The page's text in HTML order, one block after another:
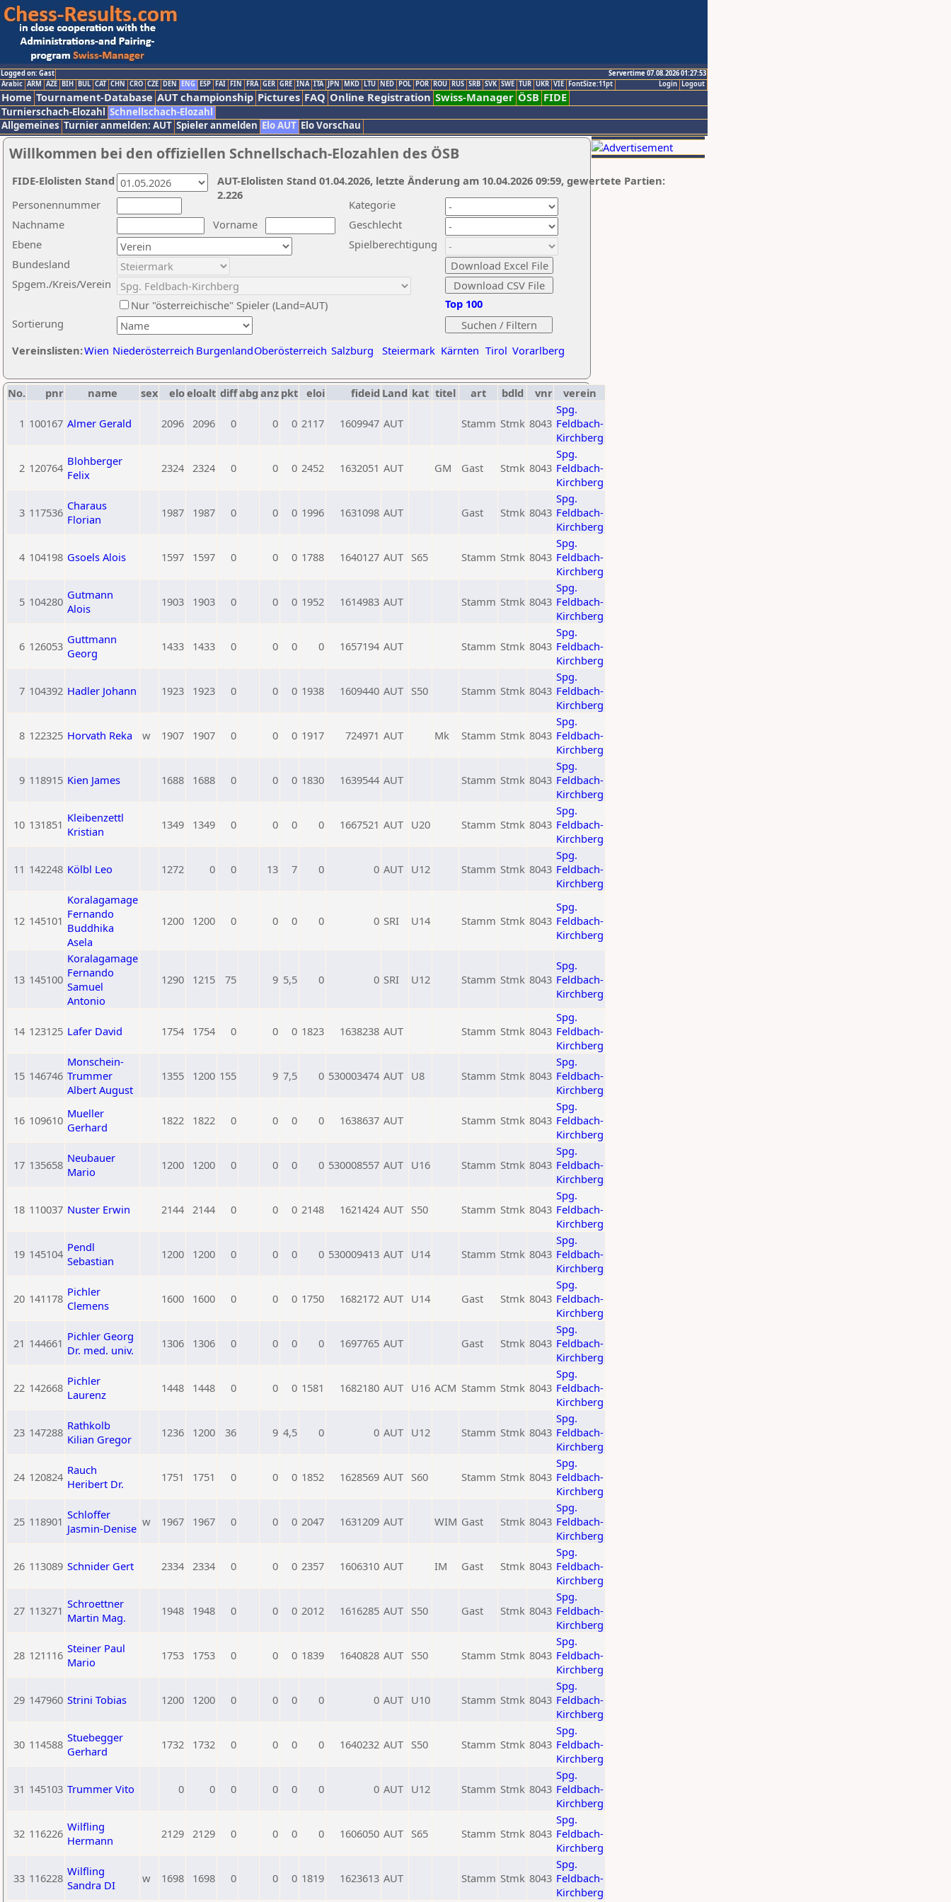
Logged on: Gast
Servertime 07.08.2026 01:27:53
Logout
Login
Arabic ARM AZE BIH BUL CAT CHN CRO CZE DEN ENG ESP FAI FIN FRA GER GRE INA ITA JPN MKD LTU NED POL POR ROU RUS SRB SVK SWE TUR UKR VIE FontSize:11pt
Home Tournament-Database AUT championship Pictures FAQ Online Registration Swiss-Manager ÖSB FIDE
Turnierschach-Elozahl Schnellschach-Elozahl
Allgemeines Turnier anmelden: AUT Spieler anmelden Elo AUT Elo Vorschau
Willkommen bei den offiziellen Schnellschach-Elozahlen des ÖSB
Nachname
Vorname
Ebene
Kategorie
Sortierung
Personennummer
Bundesland
Spgem./Kreis/Verein
Geschlecht
Nur "österreichische" Spieler (Land=AUT)
Spielberechtigung
Vereinslisten:Wien Niederösterreich BurgenlandOberösterreich Salzburg Steiermark Kärnten Tirol Vorarlberg
Top 100
AUT-Elolisten Stand 01.04.2026, letzte Änderung am 10.04.2026 09:59, gewertete Partien:
2.226
FIDE-Elolisten Stand
No. pnr name sex eloeloalt diffabg anz pkt eloi fideid Land kat titel art bdld vnr verein
1 100167 Almer Gerald 2096 2096 0 0 0 2117 1609947 AUT Stamm Stmk 8043
Spg.
Feldbach-
Kirchberg
2 120764 Blohberger
Felix
2324 2324 0 0 0 2452 1632051 AUT GM Gast Stmk 8043
Spg.
Feldbach-
Kirchberg
3 117536 Charaus
Florian
1987 1987 0 0 0 1996 1631098 AUT Gast Stmk 8043
Spg.
Feldbach-
Kirchberg
4 104198 Gsoels Alois 1597 1597 0 0 0 1788 1640127 AUT S65 Stamm Stmk 8043
Spg.
Feldbach-
Kirchberg
5 104280 Gutmann
Alois
1903 1903 0 0 0 1952 1614983 AUT Stamm Stmk 8043
Spg.
Feldbach-
Kirchberg
6 126053 Guttmann
Georg
1433 1433 0 0 0 0 1657194 AUT Stamm Stmk 8043
Spg.
Feldbach-
Kirchberg
7 104392 Hadler Johann 1923 1923 0 0 0 1938 1609440 AUT S50 Stamm Stmk 8043
Spg.
Feldbach-
Kirchberg
8 122325 Horvath Reka w 1907 1907 0 0 0 1917 724971 AUT Mk Stamm Stmk 8043
Spg.
Feldbach-
Kirchberg
9 118915 Kien James 1688 1688 0 0 0 1830 1639544 AUT Stamm Stmk 8043
Spg.
Feldbach-
Kirchberg
10 131851 Kleibenzettl
Kristian
1349 1349 0 0 0 0 1667521 AUT U20 Stamm Stmk 8043
Spg.
Feldbach-
Kirchberg
11 142248 Kölbl Leo 1272 0 0 13 7 0 0 AUT U12 Stamm Stmk 8043
Spg.
Feldbach-
Kirchberg
12 145101
Koralagamage
Fernando
Buddhika
Asela
1200 1200 0 0 0 0 0 SRI U14 Stamm Stmk 8043
Spg.
Feldbach-
Kirchberg
13 145100
Koralagamage
Fernando
Samuel
Antonio
1290 1215 75 9 5,5 0 0 SRI U12 Stamm Stmk 8043
Spg.
Feldbach-
Kirchberg
14 123125 Lafer David 1754 1754 0 0 0 1823 1638238 AUT Stamm Stmk 8043
Spg.
Feldbach-
Kirchberg
15 146746
Monschein-
Trummer
Albert August
1355 1200 155 9 7,5 0 530003474 AUT U8 Stamm Stmk 8043
Spg.
Feldbach-
Kirchberg
16 109610 Mueller
Gerhard
1822 1822 0 0 0 0 1638637 AUT Stamm Stmk 8043
Spg.
Feldbach-
Kirchberg
17 135658 Neubauer
Mario
1200 1200 0 0 0 0 530008557 AUT U16 Stamm Stmk 8043
Spg.
Feldbach-
Kirchberg
18 110037 Nuster Erwin 2144 2144 0 0 0 2148 1621424 AUT S50 Stamm Stmk 8043
Spg.
Feldbach-
Kirchberg
19 145104 Pendl
Sebastian
1200 1200 0 0 0 0 530009413 AUT U14 Stamm Stmk 8043
Spg.
Feldbach-
Kirchberg
20 141178 Pichler
Clemens
1600 1600 0 0 0 1750 1682172 AUT U14 Gast Stmk 8043
Spg.
Feldbach-
Kirchberg
21 144661 Pichler Georg
Dr. med. univ.
1306 1306 0 0 0 0 1697765 AUT Gast Stmk 8043
Spg.
Feldbach-
Kirchberg
22 142668 Pichler
Laurenz
1448 1448 0 0 0 1581 1682180 AUT U16 ACM Stamm Stmk 8043
Spg.
Feldbach-
Kirchberg
23 147288 Rathkolb
Kilian Gregor
1236 1200 36 9 4,5 0 0 AUT U12 Stamm Stmk 8043
Spg.
Feldbach-
Kirchberg
24 120824 Rauch
Heribert Dr.
1751 1751 0 0 0 1852 1628569 AUT S60 Stamm Stmk 8043
Spg.
Feldbach-
Kirchberg
25 118901 Schloffer
Jasmin-Denise w 1967 1967 0 0 0 2047 1631209 AUT WIM Gast Stmk 8043
Spg.
Feldbach-
Kirchberg
26 113089 Schnider Gert 2334 2334 0 0 0 2357 1606310 AUT IM Gast Stmk 8043
Spg.
Feldbach-
Kirchberg
27 113271 Schroettner
Martin Mag.
1948 1948 0 0 0 2012 1616285 AUT S50 Gast Stmk 8043
Spg.
Feldbach-
Kirchberg
28 121116 Steiner Paul
Mario
1753 1753 0 0 0 1839 1640828 AUT S50 Stamm Stmk 8043
Spg.
Feldbach-
Kirchberg
29 147960 Strini Tobias 1200 1200 0 0 0 0 0 AUT U10 Stamm Stmk 8043
Spg.
Feldbach-
Kirchberg
30 114588 Stuebegger
Gerhard
1732 1732 0 0 0 0 1640232 AUT S50 Stamm Stmk 8043
Spg.
Feldbach-
Kirchberg
31 145103 Trummer Vito 0 0 0 0 0 0 0 AUT U12 Stamm Stmk 8043
Spg.
Feldbach-
Kirchberg
32 116226 Wilfling
Hermann
2129 2129 0 0 0 0 1606050 AUT S65 Stamm Stmk 8043
Spg.
Feldbach-
Kirchberg
33 116228 Wilfling
Sandra DI
w 1698 1698 0 0 0 1819 1623613 AUT Stamm Stmk 8043
Spg.
Feldbach-
Kirchberg